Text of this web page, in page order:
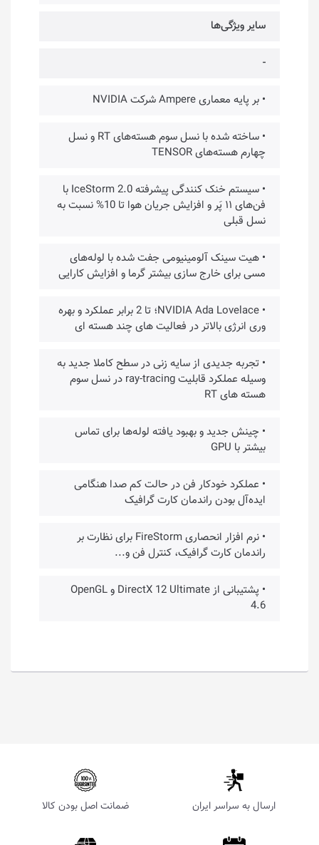
سایر ویژگی‌ها
-
• بر پایه معماری Ampere شرکت NVIDIA
• ساخته شده با نسل سوم هسته‌های RT و نسل
چهارم هسته‌های TENSOR
• سیستم خنک کنندگی پیشرفته IceStorm 2.0 با
فن‌های ۱۱ پَر و افزایش جریان هوا تا 10% نسبت به
نسل قبلی
• هیت سینک آلومینیومی جفت شده با لوله‌های
مسی برای خارج سازی بیشتر گرما و افزایش کارایی
• NVIDIA Ada Lovelace؛ تا 2 برابر عملکرد و بهره
وری انرژی بالاتر در فعالیت های چند هسته ای
• تجربه جدیدی از سایه زنی در سطح کاملا جدید به
وسیله عملکرد قابلیت ray-tracing در نسل سوم
هسته های RT
• چینش جدید و بهبود یافته لوله‌ها برای تماس
بیشتر با GPU
• عملکرد خودکار فن در حالت کم صدا هنگامی
ایده‌آل بودن راندمان کارت گرافیک
• نرم افزار انحصاری FireStorm برای نظارت بر
راندمان کارت گرافیک، کنترل فن و...
• پشتیبانی از DirectX 12 Ultimate و OpenGL
4.6
ارسال به سراسر ایران ضمانت اصل بودن کالا